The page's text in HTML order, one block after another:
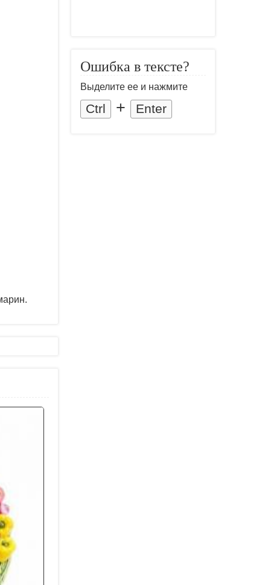
Ошибка в тексте?
Выделите ее и нажмите
Ctrl + Enter